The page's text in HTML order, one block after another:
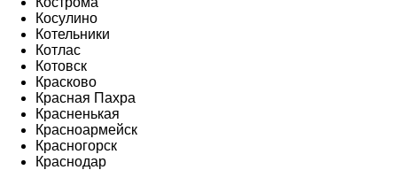
Косулино
Котельники
Котлас
Котовск
Красково
Красная Пахра
Красненькая
Красноармейск
Красногорск
Краснодар